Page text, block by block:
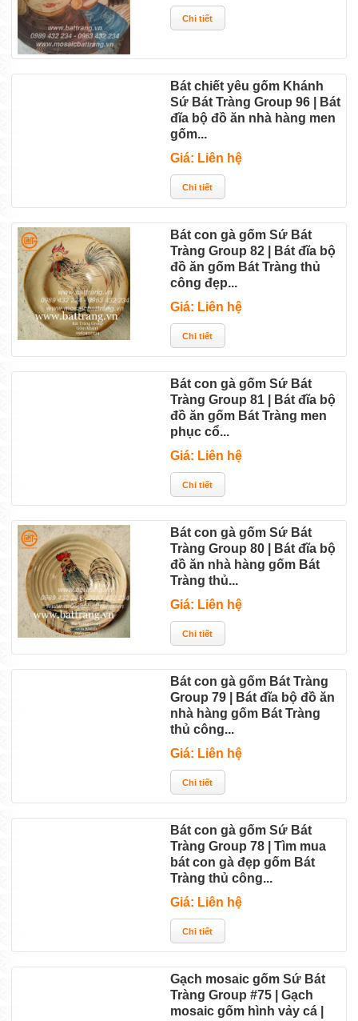
Bát chiết yêu gốm Khánh
Sứ Bát Tràng Group 96 | Bát
đĩa bộ đồ ăn nhà hàng men
gốm...
Giá: Liên hệ
Bát con gà gốm Sứ Bát
Tràng Group 82 | Bát đĩa bộ
đồ ăn gốm Bát Tràng thủ
công đẹp...
Giá: Liên hệ
Bát con gà gốm Sứ Bát
Tràng Group 81 | Bát đĩa bộ
đồ ăn gốm Bát Tràng men
phục cổ...
Giá: Liên hệ
Bát con gà gốm Sứ Bát
Tràng Group 80 | Bát đĩa bộ
đồ ăn nhà hàng gốm Bát
Tràng thủ...
Giá: Liên hệ
Bát con gà gốm Bát Tràng
Group 79 | Bát đĩa bộ đồ ăn
nhà hàng gốm Bát Tràng
thủ công...
Giá: Liên hệ
Bát con gà gốm Sứ Bát
Tràng Group 78 | Tìm mua
bát con gà đẹp gốm Bát
Tràng thủ công...
Giá: Liên hệ
Gạch mosaic gốm Sứ Bát
Tràng Group #75 | Gạch
mosaic gốm hình vảy cá |